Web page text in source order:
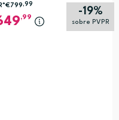
-19%
sobre PVPR
€799 ,99
,99